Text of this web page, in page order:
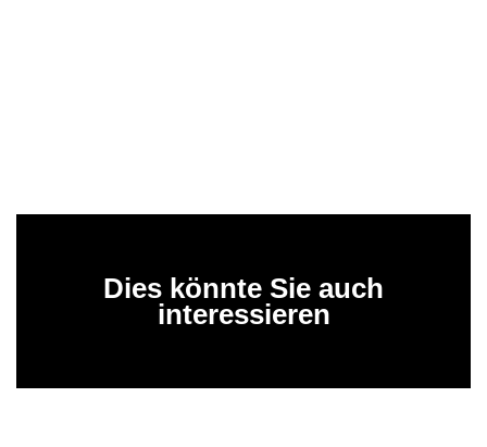
Dies könnte Sie auch
interessieren